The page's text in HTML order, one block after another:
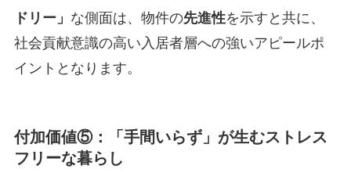
ドリー」 な側面は、物件の先進性を示すと共に、
社会貢献意識の高い入居者層への強いアピールポ
イントとなります。
付加価値⑤： 「手間いらず」 が生むストレス
フリーな暮らし